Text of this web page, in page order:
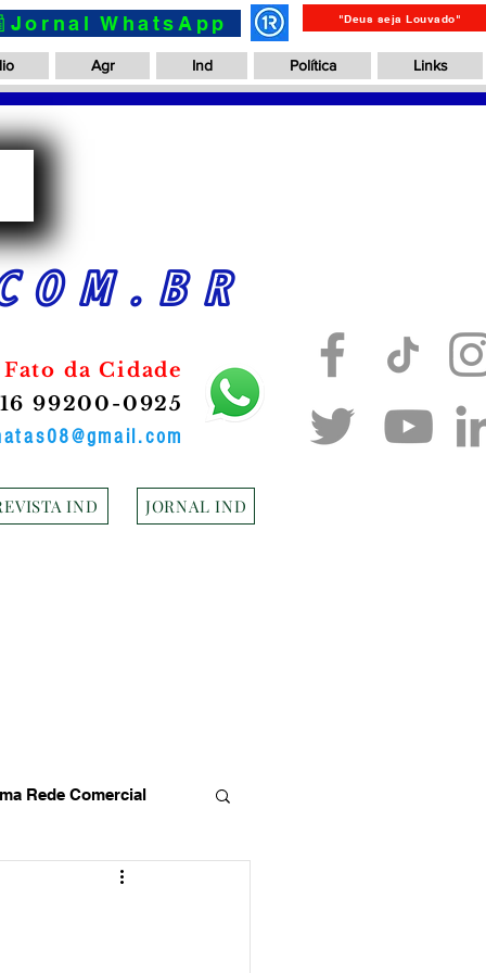
WhatsApp "Deus seja Louvado"
Agr Ind Política Links
da Cidade
16 99200-0925
IND JORNAL IND
Rede Comercial
Empresa Brasileira